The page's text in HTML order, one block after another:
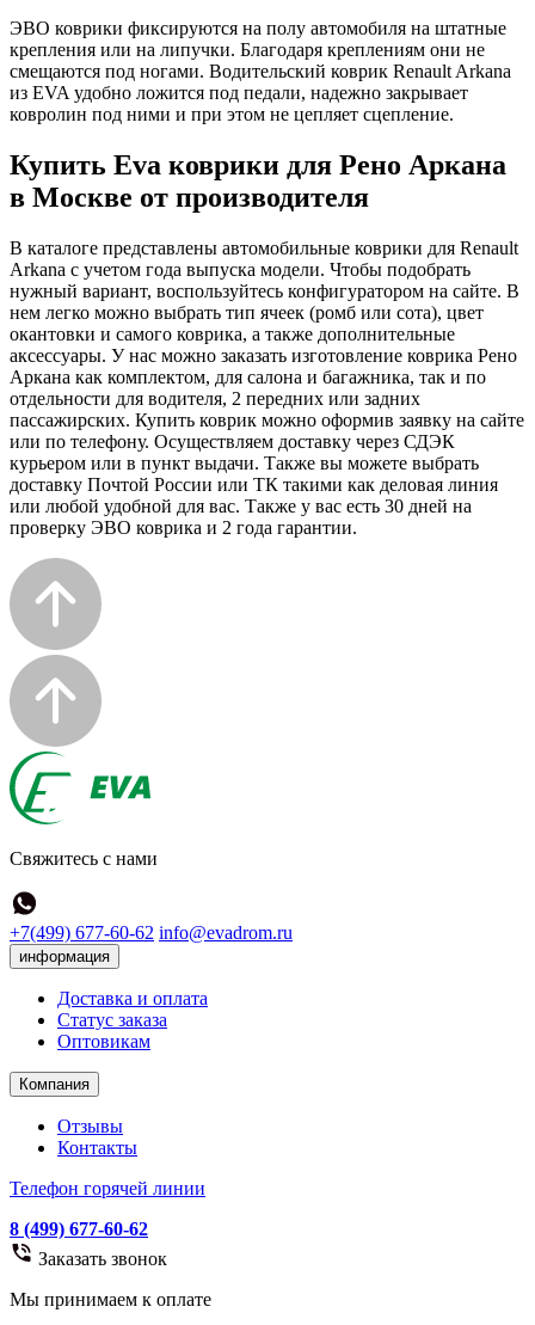
ЭВО коврики фиксируются на полу автомобиля на штатные
крепления или на липучки. Благодаря креплениям они не
смещаются под ногами. Водительский коврик Renault Arkana
из EVA удобно ложится под педали, надежно закрывает
ковролин под ними и при этом не цепляет сцепление.
Купить Eva коврики для Рено Аркана
в Москве от производителя
В каталоге представлены автомобильные коврики для Renault
Arkana с учетом года выпуска модели. Чтобы подобрать
нужный вариант, воспользуйтесь конфигуратором на сайте. В
нем легко можно выбрать тип ячеек (ромб или сота), цвет
окантовки и самого коврика, а также дополнительные
аксессуары. У нас можно заказать изготовление коврика Рено
Аркана как комплектом, для салона и багажника, так и по
отдельности для водителя, 2 передних или задних
пассажирских. Купить коврик можно оформив заявку на сайте
или по телефону. Осуществляем доставку через СДЭК
курьером или в пункт выдачи. Также вы можете выбрать
доставку Почтой России или ТК такими как деловая линия
или любой удобной для вас. Также у вас есть 30 дней на
проверку ЭВО коврика и 2 года гарантии.
Свяжитесь с нами
+7(499) 677-60-62 info@evadrom.ru
информация
Доставка и оплата
Статус заказа
Оптовикам
Компания
Отзывы
Контакты
Телефон горячей линии
8 (499) 677-60-62
Заказать звонок
Мы принимаем к оплате